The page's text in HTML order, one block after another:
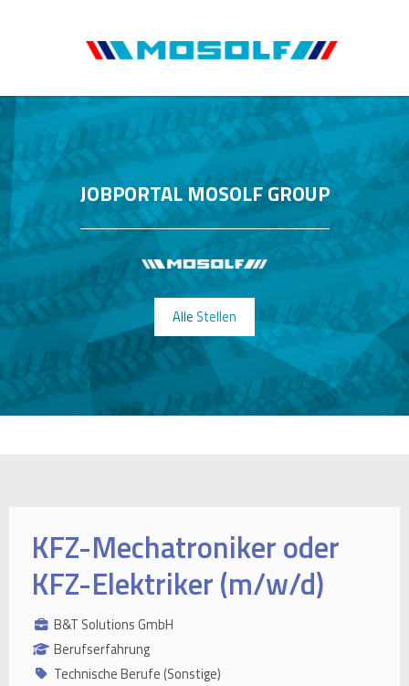
JOBPORTAL MOSOLF GROUP
Alle Stellen
KFZ-Mechatroniker oder
KFZ-Elektriker (m/w/d)
B&T Solutions GmbH
Berufserfahrung
Technische Berufe (Sonstige)